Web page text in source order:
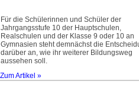
Für die Schülerinnen und Schüler der
Jahrgangsstufe 10 der Hauptschulen,
Realschulen und der Klasse 9 oder 10 an
Gymnasien steht demnächst die
darüber an, wie ihr weiterer Bildungsweg
aussehen soll.
Zum Artikel »